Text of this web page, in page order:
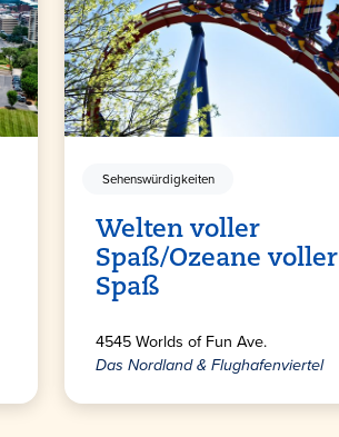
Sehenswürdigkeiten
Welten voller
Spaß/Ozeane voller
Spaß
4545 Worlds of Fun Ave.
Das Nordland & Flughafenviertel